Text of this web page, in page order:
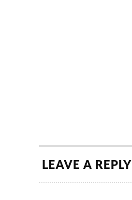
LEAVE A REPLY